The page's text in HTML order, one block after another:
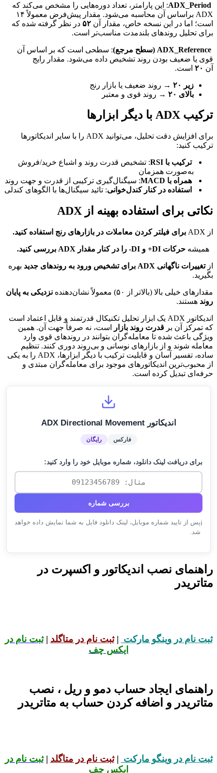
ADX_Period: این پارامتر، تعداد دوره‌هایی را مشخص می‌کند که
ADX براساس آن محاسبه می‌شود. مقدار پیش‌فرض معمولاً ۱۴
است؛ اما در این نسخه خاص، مقدار آن ۵۲ در نظر گرفته شده که
برای تحلیل روندهای بلندمدت مناسب‌تر است.
ADX_Reference (سطح مرجع)
: سطحی است که بر اساس آن
قوی یا ضعیف بودن روند تشخیص داده می‌شود. مقدار رایج
آن ۲۰ است.
زیر ۲۰
→ روند ضعیف یا بازار رنج
بالای ۲۰
→ روند قوی و معتبر
ترکیب ADX با دیگر ابزارها
برای افزایش دقت تحلیل، می‌توانید ADX را با سایر اندیکاتورها
ترکیب کنید:
ترکیب با RSI
: تشخیص قدرت روند و اشباع خرید/فروش
به‌صورت همزمان
همراه با MACD
: سیگنال‌گیری ترکیبی از قدرت و جهت روند
استفاده در کنار کندل‌خوانی: تائید سیگنال‌ها با الگوهای کندلی
نکاتی برای استفاده بهینه از ADX
از ADX برای فیلتر کردن معاملات در بازارهای رنج استفاده کنید.
همیشه حرکات DI+ و DI- را در کنار مقدار ADX بررسی کنید.
ازتغییرات ناگهانی ADX برای تشخیص ورود به روندهای جدید
بهره
بگیرید.
مقدارهای خیلی بالا (بالاتر از ۵۰) معمولاً نشان‌دهنده
نزدیکی به پایان
روند هستند.
اندیکاتور ADX یک ابزار تحلیل تکنیکال قدرتمند و قابل اعتماد است
که تمرکز آن بر قدرت روند بازار
است، نه صرفاً جهت آن. همین
ویژگی باعث شده تا معامله‌گران بتوانند در روندهای قوی وارد
معامله شوند و از بازارهای نوسانی و بی‌روند دوری کنند. تنظیم
ساده، تفسیر آسان و قابلیت ترکیب با دیگر ابزارها، ADX را به یکی
از محبوب‌ترین اندیکاتورهای موجود برای معامله‌گران مبتدی و
حرفه‌ای تبدیل کرده است.
اندیکاتور ADX Directional Movement
فارکس رایگان
برای دریافت لینک دانلود، شماره موبایل خود را وارد کنید:
بررسی شماره
ℹ️پس از تایید شماره موبایل، لینک دانلود فایل به شما نمایش داده خواهد
شد.
راهنمای نصب اندیکاتور و اکسپرت در
متاتریدر
ثبت نام در وینگو مارکت |ثبت نام در متاگلد |ثبت نام در
ایکس چف
راهنمای ایجاد حساب دمو و ریل ، نصب
متاتریدر و اضافه کردن حساب به متاتریدر
ثبت نام در وینگو مارکت |ثبت نام در متاگلد |ثبت نام در
ایکس چف